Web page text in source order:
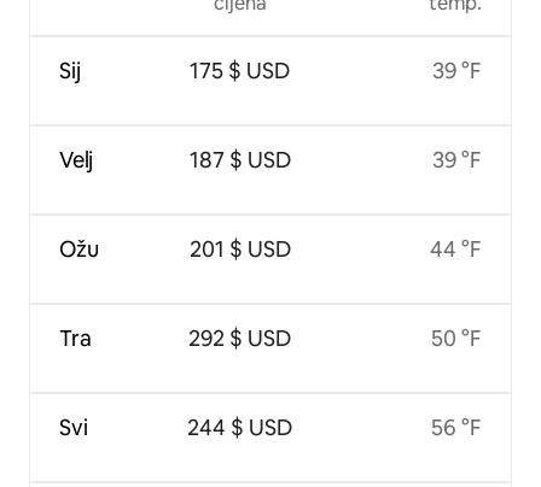
Sij
Velj
Ožu
Tra
Svi
175 $ USD
187 $ USD
201 $ USD
292 $ USD
244 $ USD
39 °F
39 °F
44 °F
50 °F
56 °F